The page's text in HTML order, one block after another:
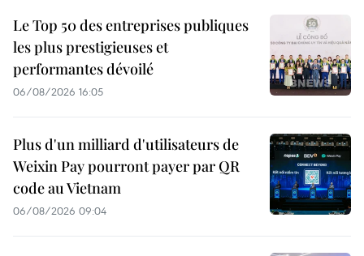
Le Top 50 des entreprises publiques
les plus prestigieuses et
performantes dévoilé
06/08/2026 16:05
Plus d'un milliard d'utilisateurs de
Weixin Pay pourront payer par QR
code au Vietnam
06/08/2026 09:04